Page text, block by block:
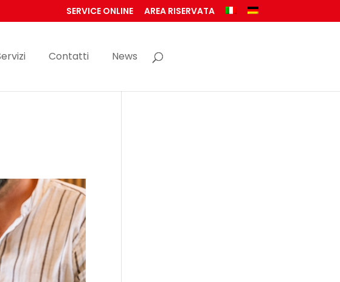
SERVICE ONLINE AREA RISERVATA
Contatti News